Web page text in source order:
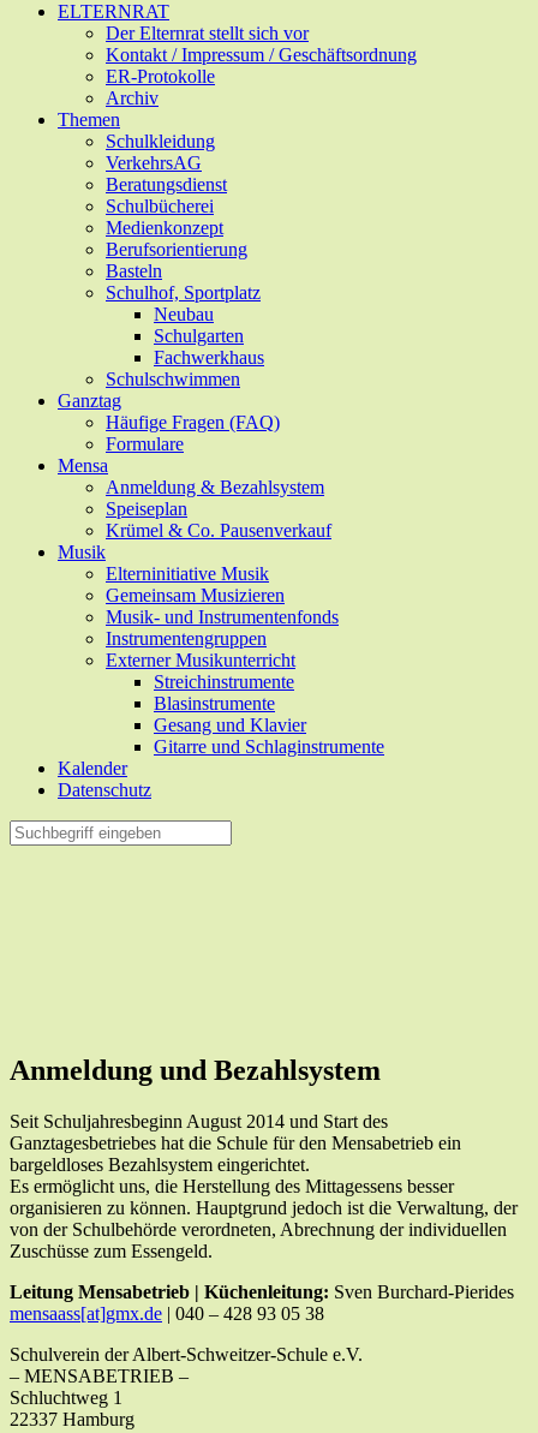
ELTERNRAT
Der Elternrat stellt sich vor
Kontakt / Impressum / Geschäftsordnung
ER-Protokolle
Archiv
Themen
Schulkleidung
VerkehrsAG
Beratungsdienst
Schulbücherei
Medienkonzept
Berufsorientierung
Basteln
Schulhof, Sportplatz
Neubau
Schulgarten
Fachwerkhaus
Schulschwimmen
Ganztag
Häufige Fragen (FAQ)
Formulare
Mensa
Anmeldung & Bezahlsystem
Speiseplan
Krümel & Co. Pausenverkauf
Musik
Elterninitiative Musik
Gemeinsam Musizieren
Musik- und Instrumentenfonds
Instrumentengruppen
Externer Musikunterricht
Streichinstrumente
Blasinstrumente
Gesang und Klavier
Gitarre und Schlaginstrumente
Kalender
Datenschutz
Anmeldung und Bezahlsystem
Seit Schuljahresbeginn August 2014 und Start des
Ganztagesbetriebes hat die Schule für den Mensabetrieb ein
bargeldloses Bezahlsystem eingerichtet.
Es ermöglicht uns, die Herstellung des Mittagessens besser
organisieren zu können. Hauptgrund jedoch ist die Verwaltung, der
von der Schulbehörde verordneten, Abrechnung der individuellen
Zuschüsse zum Essengeld.
Leitung Mensabetrieb | Küchenleitung: Sven Burchard-Pierides
mensaass[at]gmx.de | 040 – 428 93 05 38
Schulverein der Albert-Schweitzer-Schule e.V.
– MENSABETRIEB –
Schluchtweg 1
22337 Hamburg